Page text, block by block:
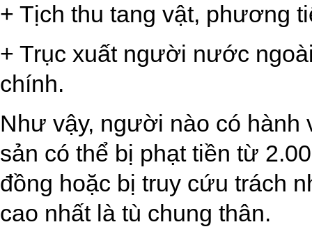
+ Tịch thu tang vật, phương
+ Trục xuất người nước
chính.
Như vậy, người nào có hành
sản có thể bị phạt tiền từ
đồng hoặc bị truy cứu trách
cao nhất là tù chung thân.